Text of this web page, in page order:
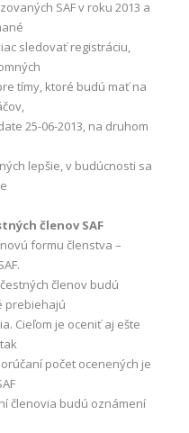
SAF v roku 2013 a
sledovať registráciu,
tímy, ktoré budú mať na
25-06-2013, na druhom
lepšie, v budúcnosti sa
členov SAF
formu členstva –
členov budú
prebiehajú
Cieľom je oceniť aj ešte
počet ocenených je
členovia budú oznámení